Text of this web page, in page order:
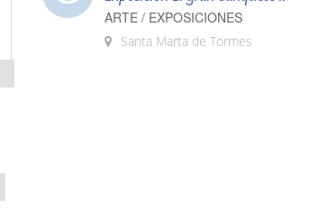
ARTE / EXPOSICIONES
Santa Marta de Tormes